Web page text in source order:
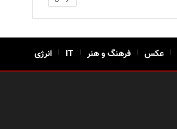
| عکس | فرهنگ و هنر |
IT
| انرژی